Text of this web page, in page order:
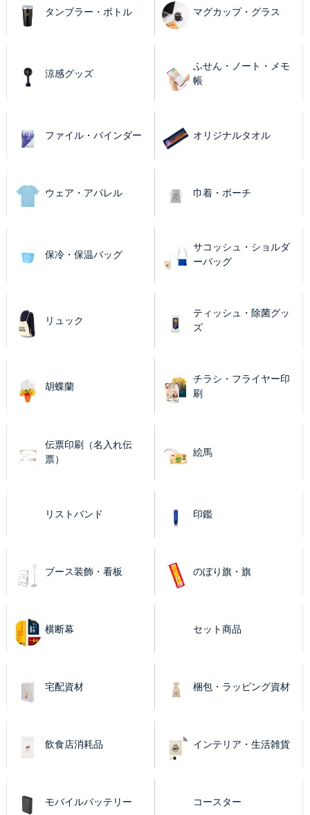
タンブラー・ボトル マグカップ・グラス
涼感グッズ
ふせん・ノート・メモ
帳
ファイル・バインダー オリジナルタオル
ウェア・アパレル 巾着・ポーチ
保冷・保温バッグ
サコッシュ・ショルダ
ーバッグ
リュック
ティッシュ・除菌グッ
ズ
胡蝶蘭
チラシ・フライヤー印
刷
伝票印刷（名入れ伝
票）
絵馬
リストバンド 印鑑
ブース装飾・看板 のぼり旗・旗
横断幕 セット商品
宅配資材 梱包・ラッピング資材
飲食店消耗品 インテリア・生活雑貨
モバイルバッテリー コースター